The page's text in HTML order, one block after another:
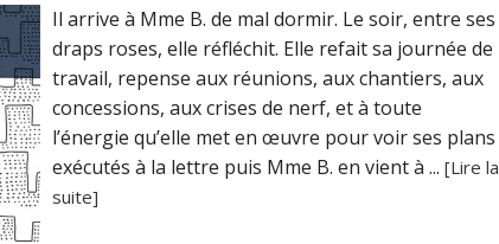
Il arrive à Mme B. de mal dormir. Le soir, entre ses
draps roses, elle réfléchit. Elle refait sa journée de
travail, repense aux réunions, aux chantiers, aux
concessions, aux crises de nerf, et à toute
l’énergie qu’elle met en œuvre pour voir ses plans
exécutés à la lettre puis Mme B. en vient à ... [Lire la
suite]